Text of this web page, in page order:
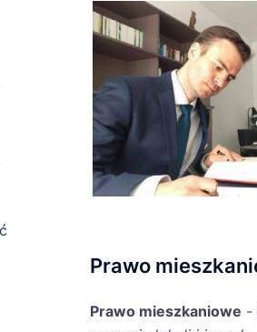
Prawo
Prawo mieszkaniowe -